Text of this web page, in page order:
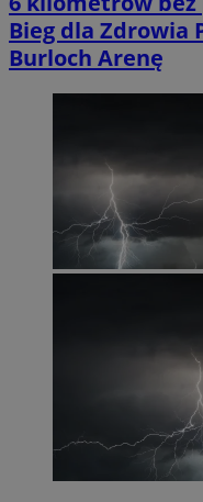
Bieg dla Zdrowia
Burloch Arenę